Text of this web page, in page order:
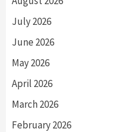
July 2026
June 2026
May 2026
April 2026
March 2026
February 2026